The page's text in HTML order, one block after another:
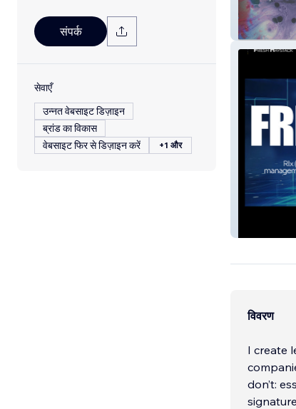
संपर्क
सेवाएँ
उन्नत वेबसाइट डिज़ाइन
ब्रांड का विकास
वेबसाइट फिर से डिज़ाइन करें
+1 और
Leia
विवरण
I create
don’t: